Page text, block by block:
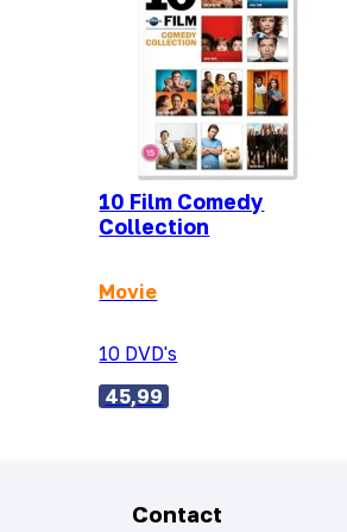
10 Film Comedy
Collection
Movie
10 DVD's
45,99
Contact